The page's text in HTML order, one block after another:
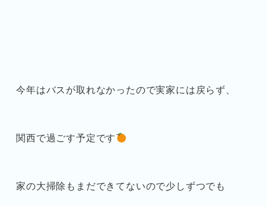
今年はバスが取れなかったので実家には戻らず、
関西で過ごす予定です
家の大掃除もまだできてないので少しずつでも